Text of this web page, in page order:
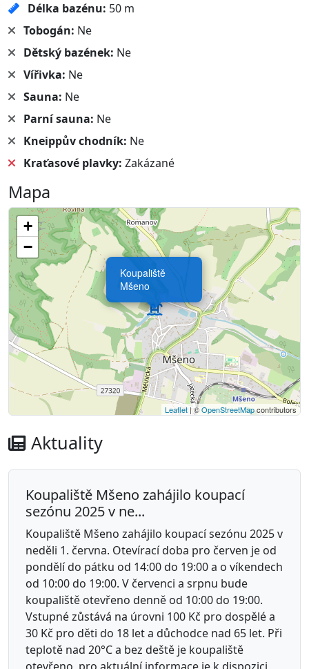
Délka bazénu: 50 m
Tobogán: Ne
Dětský bazének: Ne
Vířivka: Ne
Sauna: Ne
Parní sauna: Ne
Kneippův chodník: Ne
Kraťasové plavky: Zakázané
Mapa
Koupaliště
Mšeno
+
−
Leaflet| ©OpenStreetMapcontributors
Aktuality
Koupaliště Mšeno zahájilo koupací
sezónu 2025 v ne...
Koupaliště Mšeno zahájilo koupací sezónu 2025 v
neděli 1. června. Otevírací doba pro červen je od
pondělí do pátku od 14:00 do 19:00 a o víkendech
od 10:00 do 19:00. V červenci a srpnu bude
koupaliště otevřeno denně od 10:00 do 19:00.
Vstupné zůstává na úrovni 100 Kč pro dospělé a
30 Kč pro děti do 18 let a důchodce nad 65 let. Při
teplotě nad 20°C a bez deště je koupaliště